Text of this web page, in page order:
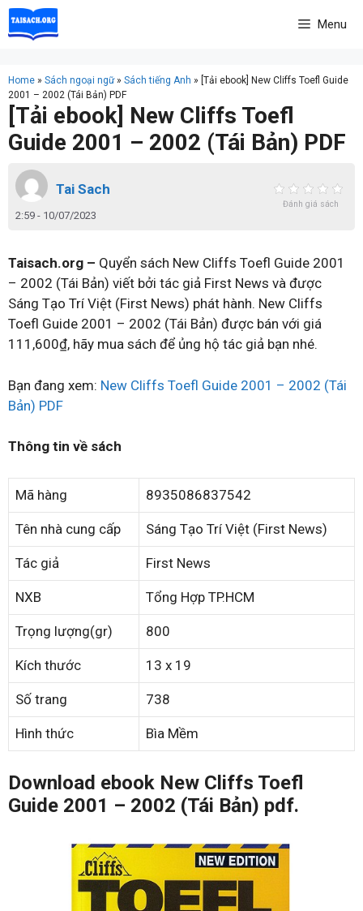
Skip
to
Menu
Home » Sách ngoại ngữ» Sách tiếng Anh » [Tải ebook] New Cliffs Toefl Guide
2001 – 2002 (Tái Bản) PDF
[Tải ebook] New Cliffs Toefl
Guide 2001 – 2002 (Tái Bản) PDF
Tai Sach
2:59 - 10/07/2023
Đánh giá sách
Taisach.org – Quyển sách New Cliffs Toefl Guide 2001
– 2002 (Tái Bản) viết bởi tác giả First News và được
Sáng Tạo Trí Việt (First News) phát hành. New Cliffs
Toefl Guide 2001 – 2002 (Tái Bản) được bán với giá
111,600₫, hãy mua sách để ủng hộ tác giả bạn nhé.
Bạn đang xem: New Cliffs Toefl Guide 2001 – 2002 (Tái
Bản) PDF
Thông tin về sách
Mã hàng 8935086837542
Tên nhà cung cấp Sáng Tạo Trí Việt (First News)
Tác giả First News
NXB Tổng Hợp TP.HCM
Trọng lượng(gr) 800
Kích thước 13 x 19
Số trang 738
Hình thức Bìa Mềm
Download ebook New Cliffs Toefl
Guide 2001 – 2002 (Tái Bản) pdf.